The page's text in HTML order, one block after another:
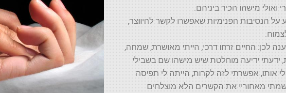
מישהו הכיר ביניהם.
הנסיבות הפנימיות שאפשרו לקשר להיווצר,
לכן: החיים זרחו דרכי, הייתי מאושרת, שמחה,
ידעתי ידיעה מוחלטת שיש מישהו שם בשבילי
אותו, אפשרתי לזה לקרות, הייתה לי תפיסה
שמתי מאחוריי את הקשרים הלא מוצלחים